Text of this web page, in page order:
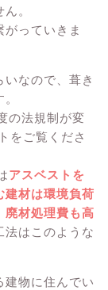
。
っていきま
なので、葺き
の法規制が変
をご覧くださ
アスベストを
建材は環境負荷
廃材処理費も高
法はこのような
建物に住んでい